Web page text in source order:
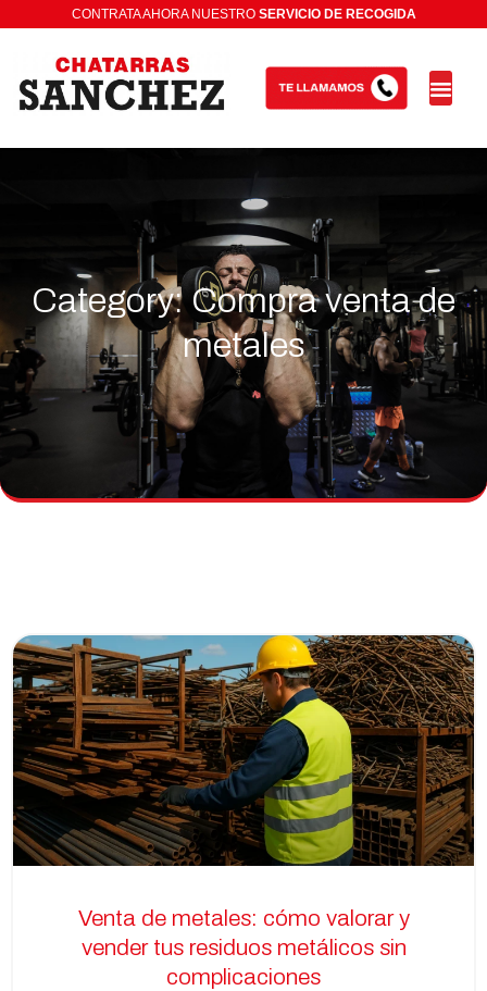
CONTRATA AHORA NUESTRO
Category: Compra venta de
metales
Venta de metales: cómo valorar y
vender tus residuos metálicos sin
complicaciones